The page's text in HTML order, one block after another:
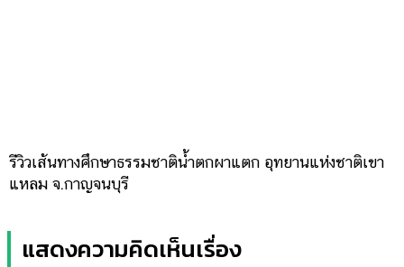
รีวิวเส้นทางศึกษาธรรมชาติน้ำตกผาแตก อุทยานแห่งชาติเขา
แหลม จ.กาญจนบุรี
แสดงความคิดเห็นเรื่อง